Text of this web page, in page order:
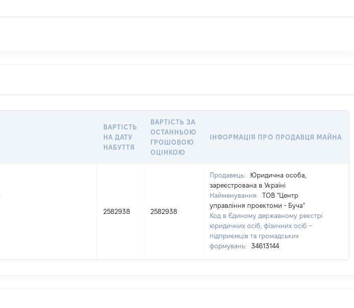
ВАРТІСТЬ
НА ДАТУ
НАБУТТЯ
ВАРТІСТЬ ЗА
ОСТАННЬОЮ
ГРОШОВОЮ
ОЦІНКОЮ
ІНФОРМАЦІЯ ПРО ПРОДАВЦЯ МАЙНА
2582938 2582938
Продавець:
Юридична особа,
зареєстрована в Україні
Найменування:
ТОВ "Центр
управління проектоми - Буча"
Код в Єдиному державному реєстрі
юридичних осіб, фізичних осіб –
підприємців та громадських
формувань:
34613144